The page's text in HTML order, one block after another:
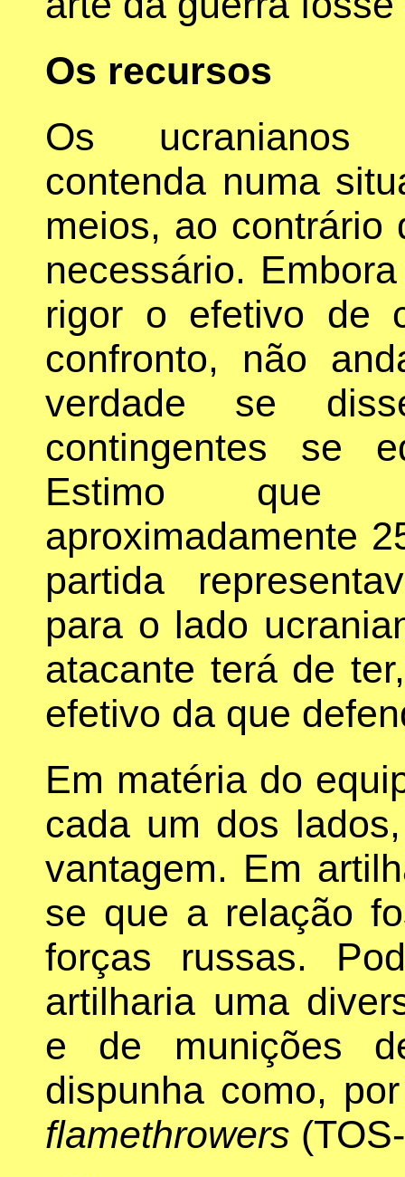
Os recursos
Os ucranianos
contenda numa
meios, ao contrário
necessário.
rigor o efetivo de
confronto, não
verdade se
contingentes se
Estimo que
aproximadamente
partida
para o lado
atacante terá de
efetivo da que
Em matéria do
cada um dos
vantagem. Em
se que a relação
forças russas.
artilharia uma
e de munições
dispunha como,
flamethrowers